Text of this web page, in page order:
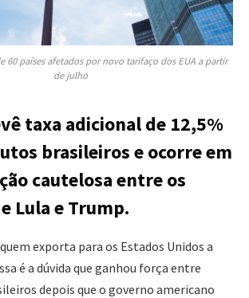
60 países afetados por novo tarifaço dos EUA a partir
de julho
taxa adicional de 12,5%
brasileiros e ocorre em
cautelosa entre os
Lula e Trump.
exporta para os Estados Unidos a
é a dúvida que ganhou força entre
depois que o governo americano